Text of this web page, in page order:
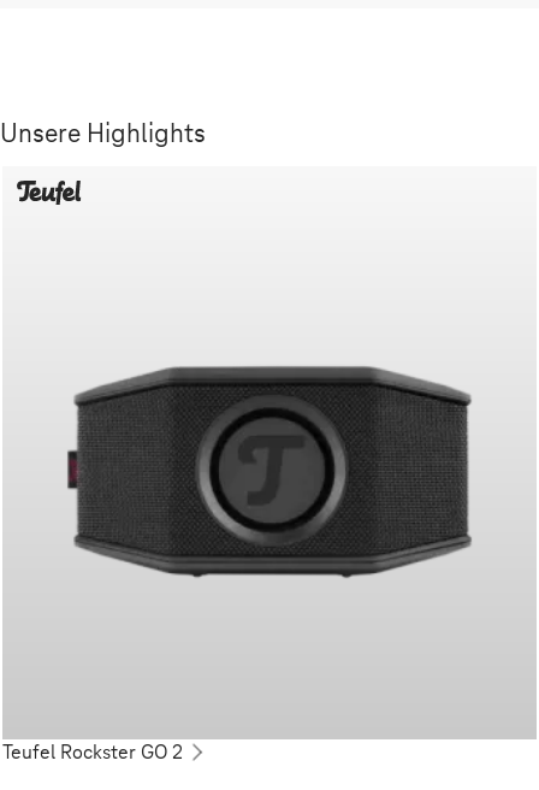
Unsere Highlights
Teufel Rockster GO 2